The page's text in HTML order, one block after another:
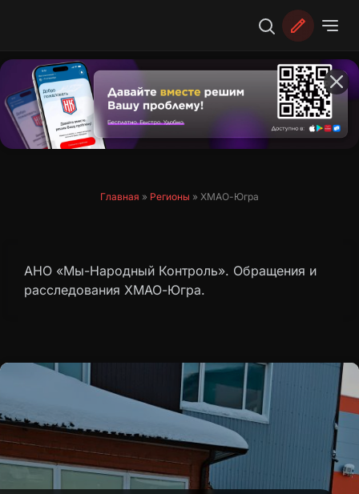
Главная » Регионы » ХМАО-Югра
АНО «Мы-Народный Контроль». Обращения и
расследования ХМАО-Югра.